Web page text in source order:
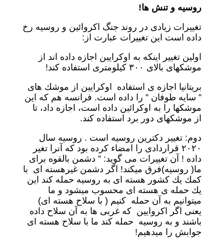
روسيه و تنش ها!
تغييرات زيادى در روند جنگ اكروائين و روسيه رخ
داده است اين تغييرات عبارت از:
اولين تغيير اينكه به اوكرايين اجازه داده اند از
موشكهاى بالاى ٣٠٠ كيلومترى استفاده كند!
بريتانيا اجازه ى استفاده اوكرايين از موشك هاى
” سايه طوفان ” را داده است. فرانسه هم كه اين
موشكها را به اوكرائين داده است، اجازه داد، تا
از موشكهاى دور برد استفاده كند.
دوم: تغيير دكترين روسيه است . روسيه سال
٢٠٢٠ قراردادى را امضاء كرده بود كه آنرا تغير
داده ! آن تغييرات مى گويد: ” دشمن بالقوه براى
ما( روسيه)فرق ميكند! اگر دشمن غيرهسته اى با
كمك يك كشور هسته اى به روسيه حمله كند اين
يك حمله ى هسته اى محسوب ميشود و ما
ميتوانيم به آن حمله كنيم ( با سلاح هسته اى)
يعنى اگر اكروايين كه غربى ها به آن سلاح داده
باشند و به روسيه حمله كند ما با سلاح هسته اى
جوابش را ميدهيم!